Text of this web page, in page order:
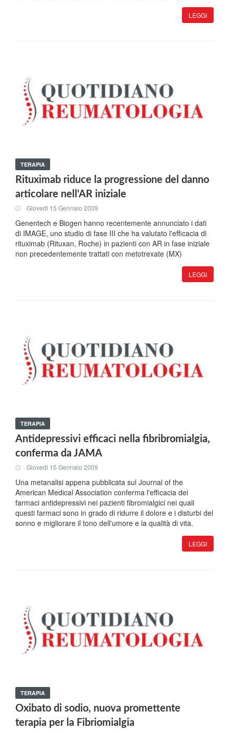
LEGGI
TERAPIA
Rituximab riduce la progressione del danno
articolare nell'AR iniziale
Giovedi 15 Gennaio 2009
Genentech e Biogen hanno recentemente annunciato i dati
di IMAGE, uno studio di fase III che ha valutato l'efficacia di
rituximab (Rituxan, Roche) in pazienti con AR in fase iniziale
non precedentemente trattati con metotrexate (MX)
LEGGI
TERAPIA
Antidepressivi efficaci nella fibribromialgia,
conferma da JAMA
Giovedi 15 Gennaio 2009
Una metanalisi appena pubblicata sul Journal of the
American Medical Association conferma l'efficacia dei
farmaci antidepressivi nei pazienti fibromialgici nei quali
questi farmaci sono in grado di ridurre il dolore e i disturbi del
sonno e migliorare il tono dell'umore e la qualità di vita.
LEGGI
TERAPIA
Oxibato di sodio, nuova promettente
terapia per la Fibriomialgia